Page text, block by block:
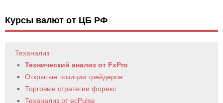
Курсы валют от ЦБ РФ
Теханализ
Технический анализ от FxPro
Открытые позиции трейдеров
Торговые стратегии форекс
Теханализ от ecPulse